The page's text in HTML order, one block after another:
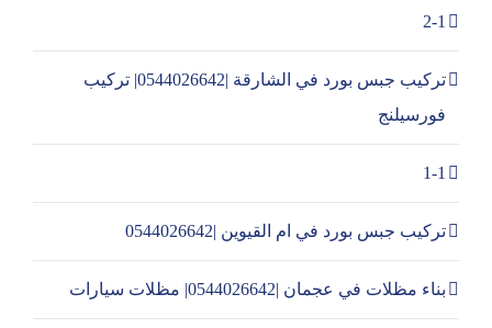
2-1
تركيب جبس بورد في الشارقة |0544026642| تركيب
فورسيلنج
1-1
تركيب جبس بورد في ام القيوين |0544026642
بناء مظلات في عجمان |0544026642| مظلات سيارات